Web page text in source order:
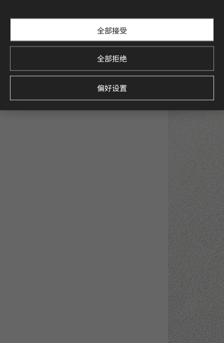
LM40000 One-Way Films
全部接受
全部拒绝
偏好设置